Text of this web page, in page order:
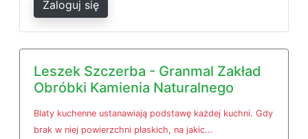
Zaloguj się
Leszek Szczerba - Granmal Zakład
Obróbki Kamienia Naturalnego
Blaty kuchenne ustanawiają podstawę każdej kuchni. Gdy
brak w niej powierzchni płaskich, na jakic...